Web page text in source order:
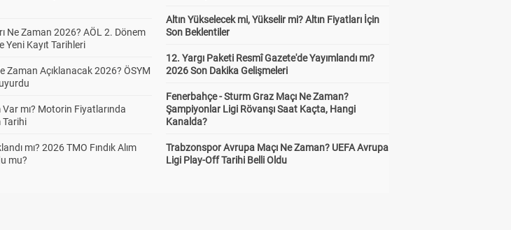
Ne Zaman 2026? AÖL 2. Dönem
Yeni Kayıt Tarihleri
Zaman Açıklanacak 2026? ÖSYM
mı? Motorin Fiyatlarında
Tarihi
mı? 2026 TMO Fındık Alım
mu?
Altın Yükselecek mi, Yükselir mi? Altın Fiyatları İçin
Son Beklentiler
12. Yargı Paketi Resmî Gazete'de Yayımlandı mı?
2026 Son Dakika Gelişmeleri
Fenerbahçe - Sturm Graz Maçı Ne Zaman?
Şampiyonlar Ligi Rövanşı Saat Kaçta, Hangi
Kanalda?
Trabzonspor Avrupa Maçı Ne Zaman? UEFA Avrupa
Ligi Play-Off Tarihi Belli Oldu